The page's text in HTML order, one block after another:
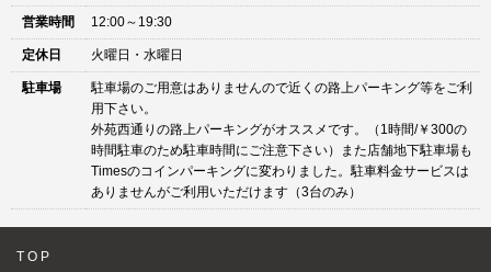
営業時間 12:00～19:30
定休日 火曜日・水曜日
駐車場
駐車場のご用意はありませんので近くの路上パーキング等をご利
用下さい。
外苑西通りの路上パーキングがオススメです。（1時間/￥300の
時間駐車のため駐車時間にご注意下さい）また店舗地下駐車場も
Timesのコインパーキングに変わりました。駐車料金サービスは
ありませんがご利用いただけます（3台のみ）
TOP